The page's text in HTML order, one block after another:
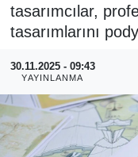
tasarımcılar,
tasarımlarını
30.11.2025 - 09:43
YAYINLANMA
SPOR
RESMİ
Son Dakika